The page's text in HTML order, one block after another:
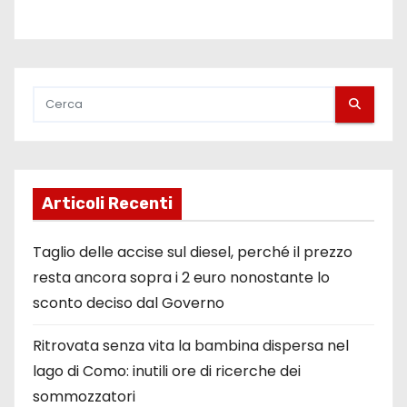
Articoli Recenti
Taglio delle accise sul diesel, perché il prezzo
resta ancora sopra i 2 euro nonostante lo
sconto deciso dal Governo
Ritrovata senza vita la bambina dispersa nel
lago di Como: inutili ore di ricerche dei
sommozzatori